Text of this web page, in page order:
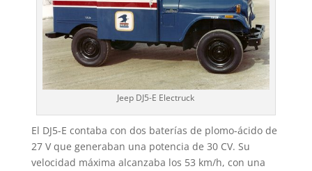
Jeep DJ5-E Electruck
El DJ5-E contaba con dos baterías de plomo-ácido de
27 V que generaban una potencia de 30 CV. Su
velocidad máxima alcanzaba los 53 km/h, con una